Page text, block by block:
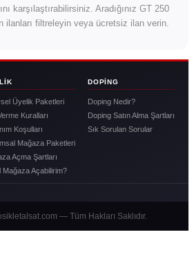
karşılaştırabilirsiniz. Aradığınız GT 250
ilanları filtreleyin veya ücretsiz ilan verin.
Üyelik Paketleri
Kuralları
Koşulları
Mağaza Paketleri
Açma Şartları
Mağaza Açabilirim?
DOPING
Doping Nedir?
Doping Satın Alma Şartları
Sık Sorulan Sorular
— Tüm Hakları Saklıdır.